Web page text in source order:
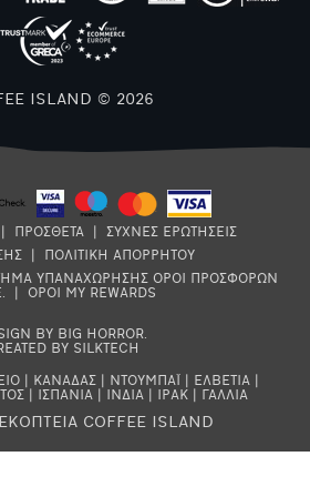
ISLAND © 2026
ΠΡΟΣΘΕΤΑ
ΣΥΧΝΕΣ ΕΡΩΤΗΣΕΙΣ
ΠΟΛΙΤΙΚΗ ΑΠΟΡΡΗΤΟΥ
ΥΠΑΝΑΧΩΡΗΣΗΣ ΟΡΟΙ ΠΡΟΣΦΟΡΩΝ
ΟΡΟΙ MY REWARDS
ΚΑΝΑΔΑΣ ΝΤΟΥΜΠΑΪ ΕΛΒΕΤΙΑ
ΙΣΠΑΝΙΑ ΙΝΔΙΑ ΙΡΑΚ ΓΑΛΛΙΑ
COFFEE ISLAND
BY BIG HORROR.
BY SILKTECH